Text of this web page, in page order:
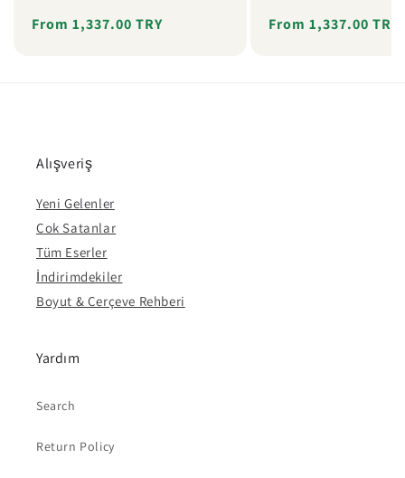
Regular
Sale
From 1,337.00 TRY
Regular
Sale
From 1,337.00 TRY
Alışveriş
Yeni Gelenler
Çok Satanlar
Tüm Eserler
İndirimdekiler
Boyut & Çerçeve Rehberi
Yardım
Search
Return Policy